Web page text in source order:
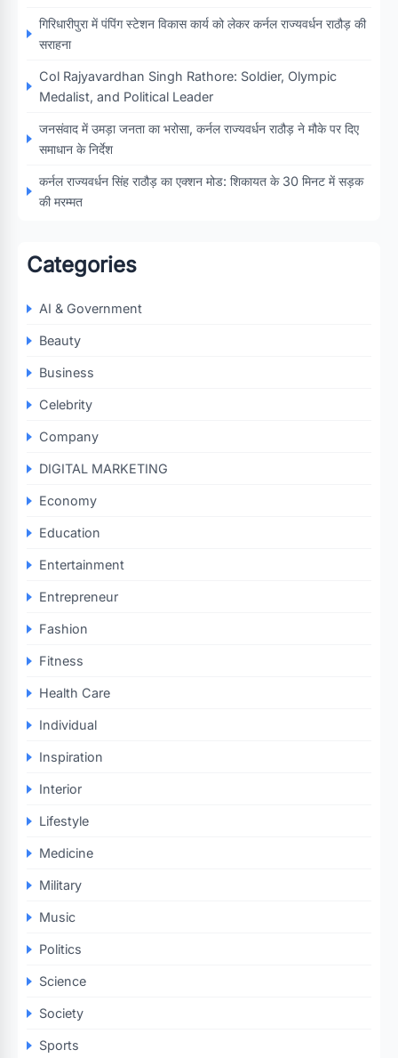
गिरिधारीपुरा में पंपिंग स्टेशन विकास कार्य को लेकर कर्नल राज्यवर्धन राठौड़ की
सराहना
Col Rajyavardhan Singh Rathore: Soldier, Olympic
Medalist, and Political Leader
जनसंवाद में उमड़ा जनता का भरोसा, कर्नल राज्यवर्धन राठौड़ ने मौके पर दिए
समाधान के निर्देश
कर्नल राज्यवर्धन सिंह राठौड़ का एक्शन मोड: शिकायत के 30 मिनट में सड़क
की मरम्मत
Categories
AI & Government
Beauty
Business
Celebrity
Company
DIGITAL MARKETING
Economy
Education
Entertainment
Entrepreneur
Fashion
Fitness
Health Care
Individual
Inspiration
Interior
Lifestyle
Medicine
Military
Music
Politics
Science
Society
Sports